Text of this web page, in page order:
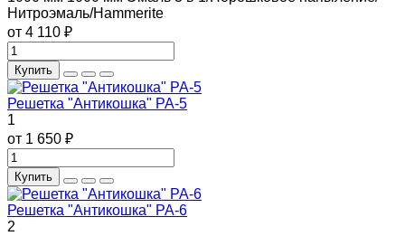
Нитроэмаль/Hammerite
от 4 110 ₽
Купить
Решетка "Антикошка" РА-5
1
от 1 650 ₽
Купить
Решетка "Антикошка" РА-6
2